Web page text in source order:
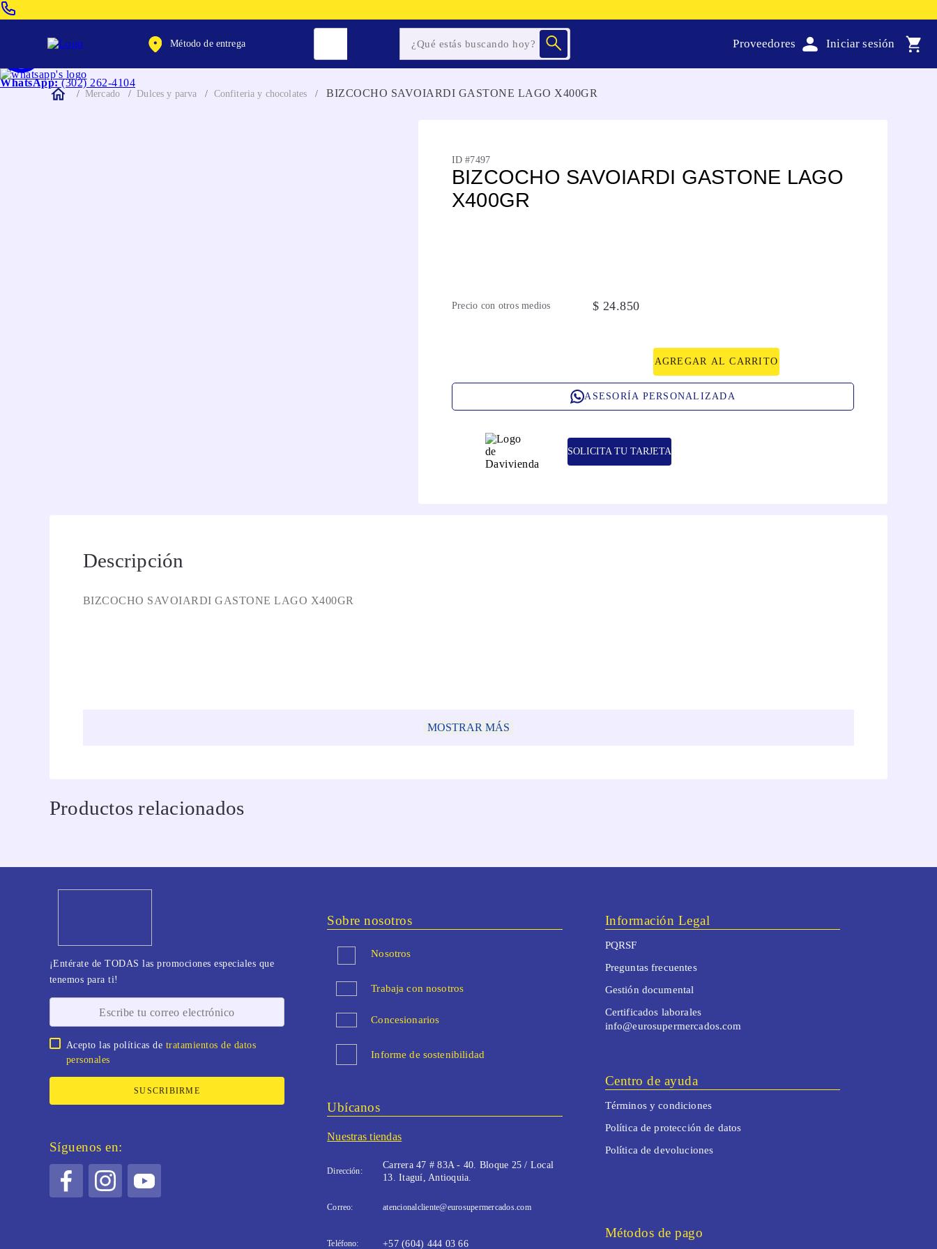
WhatsApp: (302) 262-4104
Método de entrega Proveedores
Mercado Dulces y parva Confiteria y chocolates BIZCOCHO SAVOIARDI GASTONE LAGO X400GR
ID #7497
BIZCOCHO SAVOIARDI GASTONE LAGO
X400GR
Precio con otros medios $ 24.850
AGREGAR AL CARRITO
ASESORÍA PERSONALIZADA
SOLICITA TU TARJETA
Descripción
BIZCOCHO SAVOIARDI GASTONE LAGO X400GR
MOSTRAR MÁS
Productos relacionados
¡Entérate de TODAS las promociones especiales que
tenemos para ti!
Acepto las políticas de tratamientos de datos
personales
SUSCRIBIRME
Síguenos en:
Sobre nosotros
Nosotros
Trabaja con nosotros
Concesionarios
Informe de sostenibilidad
Ubícanos
Nuestras tiendas
Dirección:
Carrera 47 # 83A - 40. Bloque 25 / Local
13. Itaguí, Antioquia.
Correo: atencionalcliente@eurosupermercados.com
Teléfono: +57 (604) 444 03 66
Información Legal
PQRSF
Preguntas frecuentes
Gestión documental
Certificados laborales
info@eurosupermercados.com
Centro de ayuda
Términos y condiciones
Política de protección de datos
Política de devoluciones
Métodos de pago